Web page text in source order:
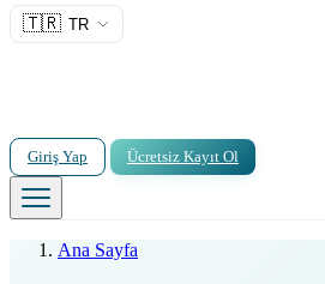
🇹🇷 TR
Giriş Yap Ücretsiz Kayıt Ol
Ana Sayfa